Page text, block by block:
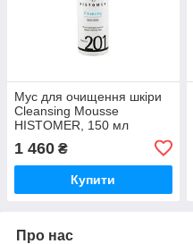
Мус для очищення шкіри
Cleansing Mousse
HISTOMER, 150 мл
1 460 ₴
Купити
Про нас